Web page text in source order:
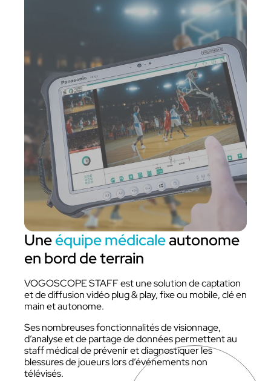
Uneéquipe médicaleautonome
en bord de terrain
VOGOSCOPE STAFF est une solution de captation
et de diffusion vidéo plug & play, fixe ou mobile, clé en
main et autonome.
Ses nombreuses fonctionnalités de visionnage,
d’analyse et de partage de données permettent au
staff médical de prévenir et diagnostiquer les
blessures de joueurs lors d’événements non
télévisés.